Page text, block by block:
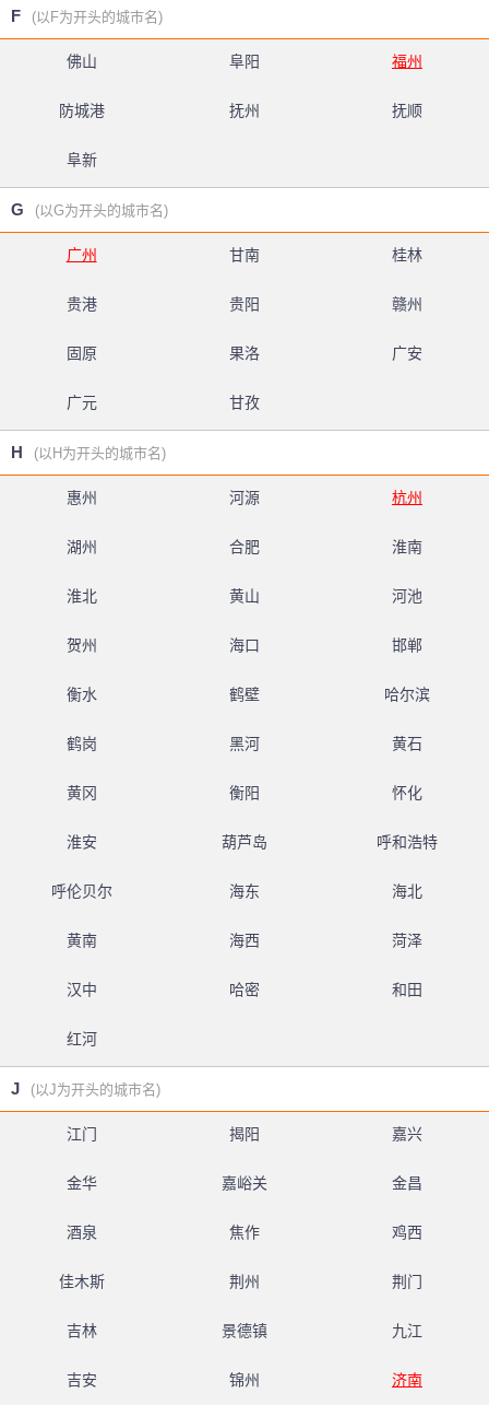
F (以F为开头的城市名)
佛山 阜阳 福州
防城港 抚州 抚顺
阜新
G (以G为开头的城市名)
广州 甘南 桂林
贵港 贵阳 赣州
固原 果洛 广安
广元 甘孜
H (以H为开头的城市名)
惠州 河源 杭州
湖州 合肥 淮南
淮北 黄山 河池
贺州 海口 邯郸
衡水 鹤壁 哈尔滨
鹤岗 黑河 黄石
黄冈 衡阳 怀化
淮安 葫芦岛 呼和浩特
呼伦贝尔 海东 海北
黄南 海西 菏泽
汉中 哈密 和田
红河
J (以J为开头的城市名)
江门 揭阳 嘉兴
金华 嘉峪关 金昌
酒泉 焦作 鸡西
佳木斯 荆州 荆门
吉林 景德镇 九江
吉安 锦州 济南